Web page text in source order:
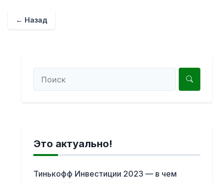
← Назад
Это актуально!
Тинькофф Инвестиции 2023 — в чем